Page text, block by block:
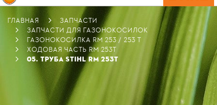
ГЛАВНАЯ
ЗАПЧАСТИ
ЗАПЧАСТИ ДЛЯ ГАЗОНОКОСИЛОК
ГАЗОНОКОСИЛКА RM 253 / 253 T
ХОДОВАЯ ЧАСТЬ RM 253T
05. ТРУБА STIHL RM 253Т